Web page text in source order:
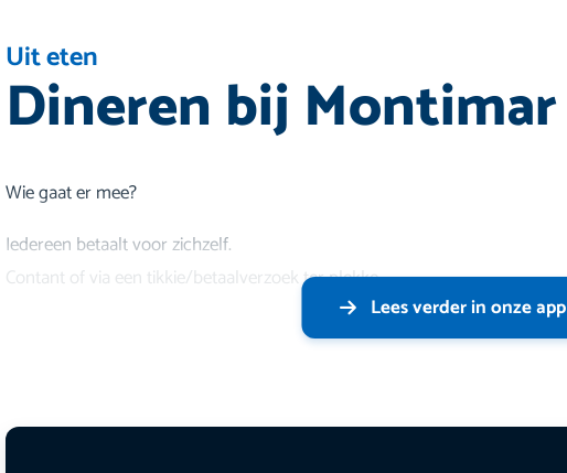
Uit eten
Dineren bij Montimar
Wie gaat er mee?
Iedereen betaalt voor zichzelf.
Contant of via een tikkie/betaalverzoek ter plekke.
Lees verder in onze app